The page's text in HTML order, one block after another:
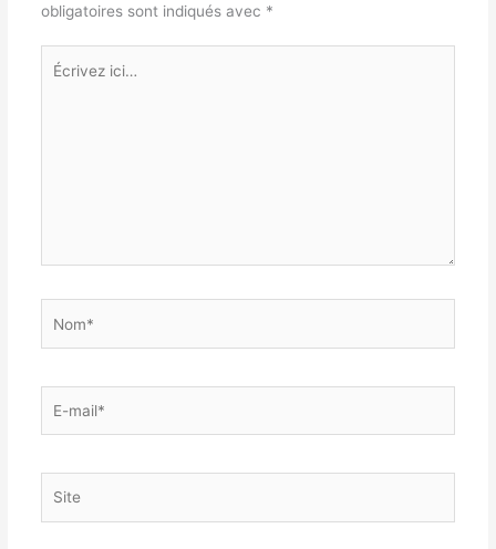
obligatoires sont indiqués avec *
Écrivez
ici…
mail*